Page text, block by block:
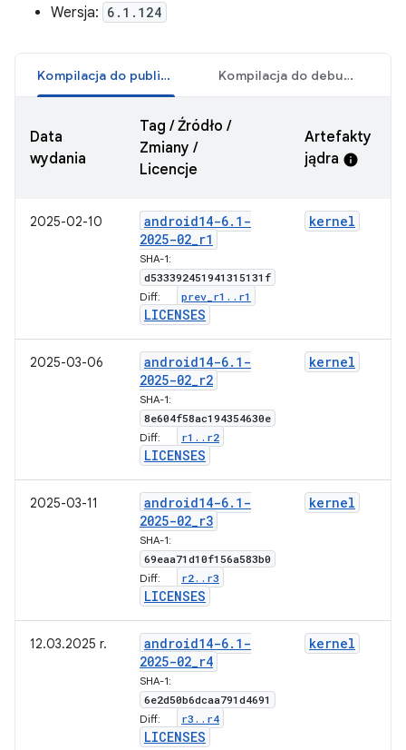
Wersja: 6.1.124
Kompilacja do publikacji Kompilacja do debugowania
Data
wydania
Tag / Źródło /
Zmiany /
Licencje
Artefakty
jądra info
2025-02-10 android14-6. 1-
2025-02_r1
SHA-1:
d533392451941315131f
Diff: prev r1 . . r1
LICENSES
kernel
2025-03-06 android14-6. 1-
2025-02_r2
SHA-1:
8e604f58ac194354630e
Diff: r1 . . r2
LICENSES
kernel
2025-03-11 android14-6. 1-
2025-02_r3
SHA-1:
69eaa71d10f156a583b0
Diff: r2. . r3
LICENSES
kernel
12.03.2025 r. android14-6. 1-
2025-02_r4
SHA-1:
6e2d50b6dcaa791d4691
Diff: r3 . . r4
LICENSES
kernel